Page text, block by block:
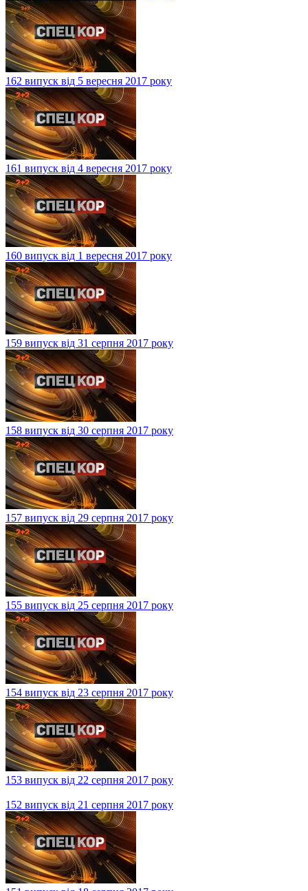
162 випуск від 5 вересня 2017 року
161 випуск від 4 вересня 2017 року
160 випуск від 1 вересня 2017 року
159 випуск від 31 серпня 2017 року
158 випуск від 30 серпня 2017 року
157 випуск від 29 серпня 2017 року
155 випуск від 25 серпня 2017 року
154 випуск від 23 серпня 2017 року
153 випуск від 22 серпня 2017 року
152 випуск від 21 серпня 2017 року